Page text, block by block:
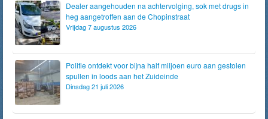
Dealer aangehouden na achtervolging, sok met drugs in
heg aangetroffen aan de Chopinstraat
Vrijdag 7 augustus 2026
Politie ontdekt voor bijna half miljoen euro aan gestolen
spullen in loods aan het Zuideinde
Dinsdag 21 juli 2026